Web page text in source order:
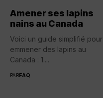
Amener ses lapins
nains au Canada
Voici un guide simplifié pour
emmener des lapins au
Canada : 1....
PARFAQ